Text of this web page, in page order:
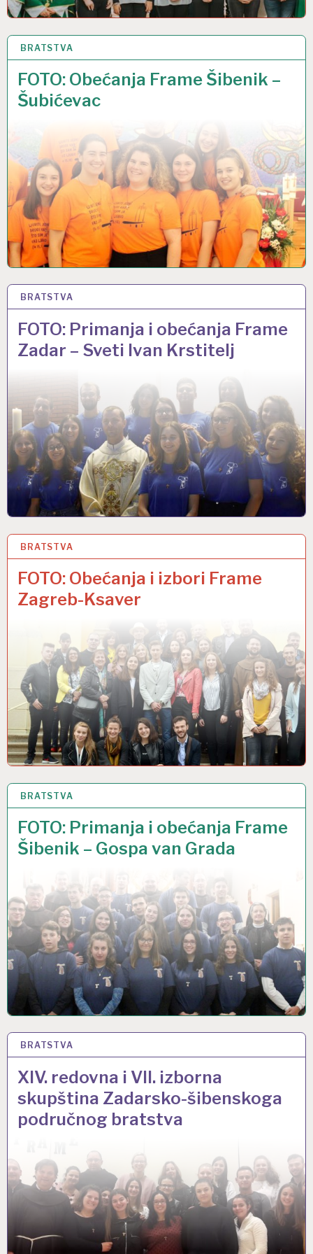
BRATSTVA
FOTO: Obećanja Frame Šibenik –
Šubićevac
23 LIP 2019
BRATSTVA
FOTO: Primanja i obećanja Frame
Zadar – Sveti Ivan Krstitelj
23 LIP 2019
BRATSTVA
FOTO: Obećanja i izbori Frame
Zagreb-Ksaver
14 SVI 2019
BRATSTVA
FOTO: Primanja i obećanja Frame
Šibenik – Gospa van Grada
1 OŽU 2019
BRATSTVA
XIV. redovna i VII. izborna
skupština Zadarsko-šibenskoga
područnog bratstva
28 STU 2018